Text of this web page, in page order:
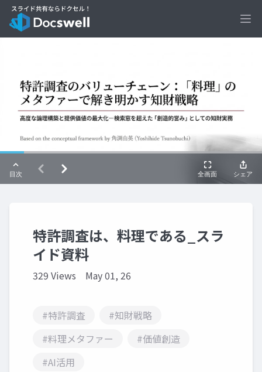
特許調査は、料理である_スラ
イド資料
329 Views May 01, 26
#特許調査
#知財戦略
#料理メタファー
#価値創造
#AI活用